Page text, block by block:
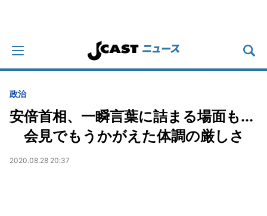
政治
安倍首相、一瞬言葉に詰まる場面も...
会見でもうかがえた体調の厳しさ
2020.08.28 20:37